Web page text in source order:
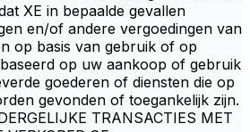
XE in bepaalde gevallen
en/of andere vergoedingen van
op basis van gebruik of op
op uw aankoop of gebruik
goederen of diensten die op
gevonden of toegankelijk zijn.
TRANSACTIES MET